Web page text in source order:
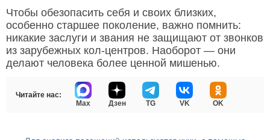
Чтобы обезопасить себя и своих близких,
особенно старшее поколение, важно помнить:
никакие заслуги и звания не защищают от звонков
из зарубежных кол-центров. Наоборот — они
делают человека более ценной мишенью.
Читайте нас:
Max
Дзен TG VK OK